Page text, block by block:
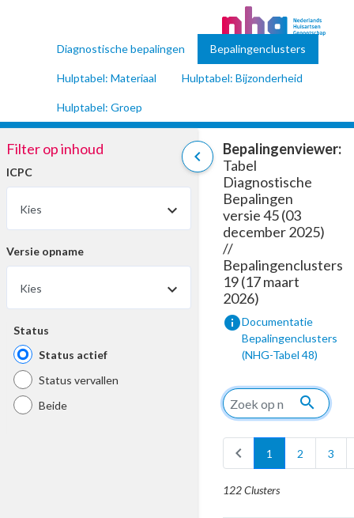
Diagnostische bepalingen Bepalingenclusters
Hulptabel: Materiaal Hulptabel: Bijzonderheid
Hulptabel: Groep
chevron_left
Filter op inhoud
ICPC
Kies
Versie opname
Kies
Status
Status actief
Status vervallen
Beide
Bepalingenviewer:
Tabel
Diagnostische
Bepalingen
versie 45 (03
december 2025)
//
Bepalingenclusters
19 (17 maart
2026)
infoDocumentatie
Bepalingenclusters
(NHG-Tabel 48)
search
chevron_left 1 2 3
122 Clusters